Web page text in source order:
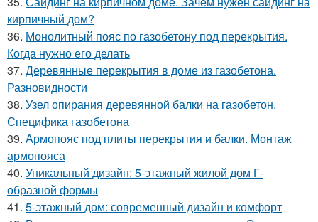
кирпичный дом?
36. Монолитный пояс по газобетону под перекрытия.
Когда нужно его делать
37. Деревянные перекрытия в доме из газобетона.
Разновидности
38. Узел опирания деревянной балки на газобетон.
Специфика газобетона
39. Армопояс под плиты перекрытия и балки. Монтаж
армопояса
40. Уникальный дизайн: 5-этажный жилой дом Г-
образной формы
41. 5-этажный дом: современный дизайн и комфорт